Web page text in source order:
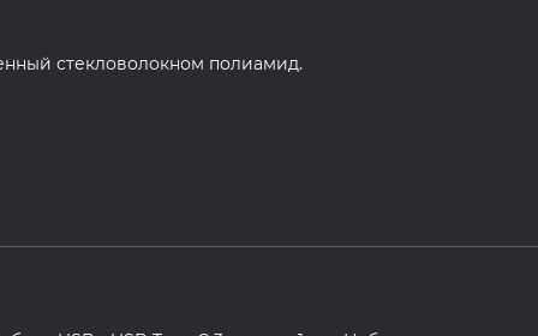
стекловолокном полиамид.